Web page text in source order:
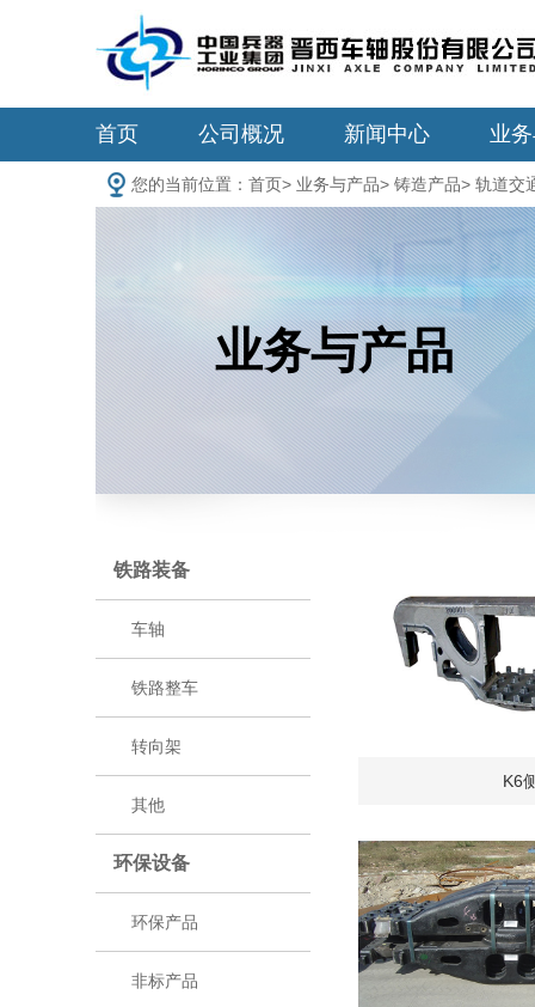
首页 公司概况 新闻中心 业
您的当前位置： 首页> 业务与产品> 铸造产品> 轨道交
业务与产品
铁路装备
车轴
铁路整车
转向架
其他
环保设备
环保产品
非标产品
K6